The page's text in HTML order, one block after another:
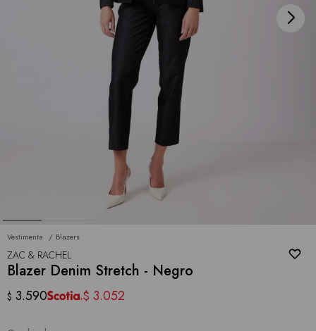
Vestimenta Blazers
ZAC & RACHEL
Blazer Denim Stretch - Negro
$ 3.590 $ 3.052